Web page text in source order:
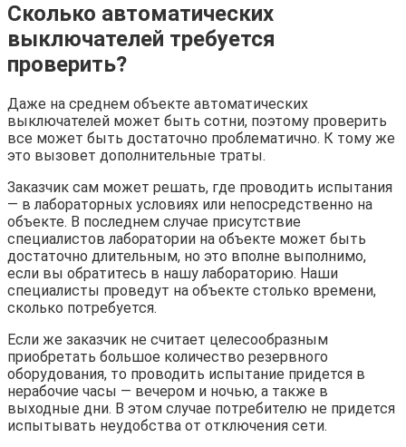
Сколько автоматических
выключателей требуется
проверить?
Даже на среднем объекте автоматических
выключателей может быть сотни, поэтому проверить
все может быть достаточно проблематично. К тому же
это вызовет дополнительные траты.
Заказчик сам может решать, где проводить испытания
— в лабораторных условиях или непосредственно на
объекте. В последнем случае присутствие
специалистов лаборатории на объекте может быть
достаточно длительным, но это вполне выполнимо,
если вы обратитесь в нашу лабораторию. Наши
специалисты проведут на объекте столько времени,
сколько потребуется.
Если же заказчик не считает целесообразным
приобретать большое количество резервного
оборудования, то проводить испытание придется в
нерабочие часы — вечером и ночью, а также в
выходные дни. В этом случае потребителю не придется
испытывать неудобства от отключения сети.